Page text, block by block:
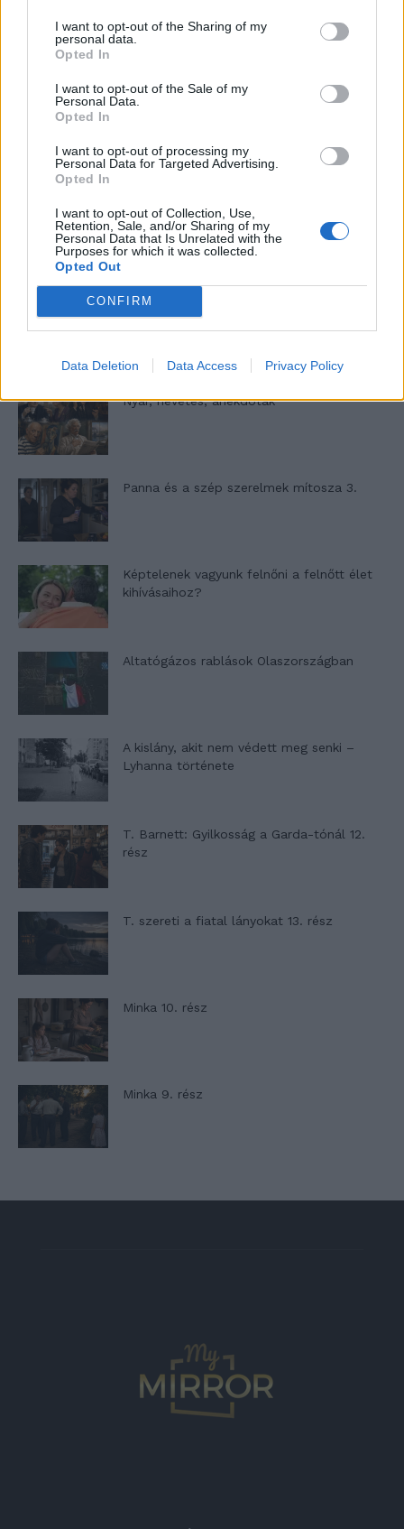
I want to opt-out of the Sharing of my
personal data.
Opted In
I want to opt-out of the Sale of my
Personal Data.
Opted In
I want to opt-out of processing my
Personal Data for Targeted Advertising.
Opted In
I want to opt-out of Collection, Use,
Retention, Sale, and/or Sharing of my
Personal Data that Is Unrelated with the
Purposes for which it was collected.
Opted Out
CONFIRM
Data Deletion Data Access Privacy Policy
13. rész
Woody Allen megosztó zsenialitása
A világ legismertebb ruhái
Nyár, nevetés, anekdoták
Panna és a szép szerelmek mítosza 3.
Képtelenek vagyunk felnőni a felnőtt élet
kihívásaihoz?
Altatógázos rablások Olaszországban
A kislány, akit nem védett meg senki –
Lyhanna története
T. Barnett: Gyilkosság a Garda-tónál 12.
rész
T. szereti a fiatal lányokat 13. rész
Minka 10. rész
Minka 9. rész